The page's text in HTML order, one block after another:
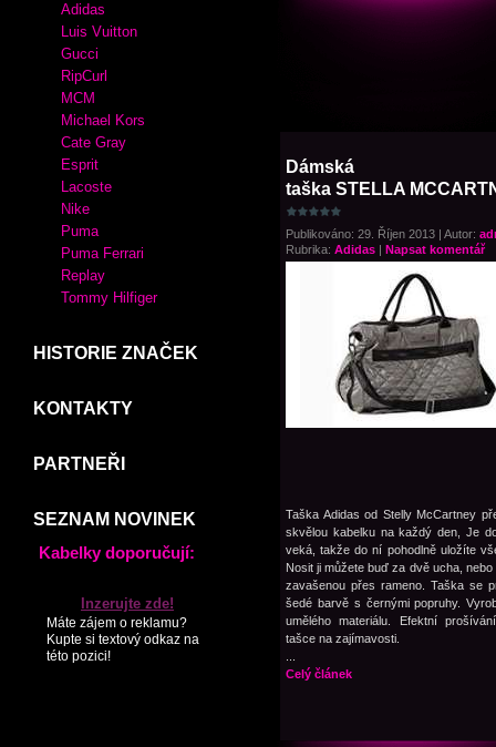
Dámská
taška STELLA
Publikováno: 29. Říjen 2013 | Autor:
Rubrika: Adidas | Napsat komentář
Taška Adidas od Stelly McCartney
skvělou kabelku na každý den, Je
veká, takže do ní pohodlně uložíte
Nosit ji můžete buď za dvě ucha, nebo
zavašenou přes rameno. Taška se
šedé barvě s černými popruhy.
umělého materiálu. Efektní
tašce na zajímavosti.
Celý článek
Adidas
Luis Vuitton
Gucci
RipCurl
MCM
Michael Kors
Cate Gray
Esprit
Lacoste
Nike
Puma
Puma Ferrari
Replay
Tommy Hilfiger
HISTORIE ZNAČEK
KONTAKTY
PARTNEŘI
SEZNAM NOVINEK
Kabelky doporučují:
Inzerujte zde!
Máte zájem o reklamu?
Kupte si textový odkaz na
této pozici!